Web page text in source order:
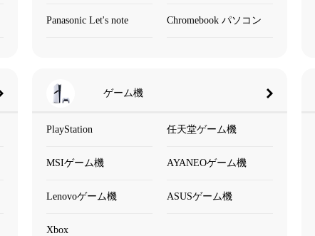
Panasonic Let's note Chromebook パソコン
ゲーム機
PlayStation 任天堂ゲーム機
MSIゲーム機 AYANEOゲーム機
Lenovoゲーム機 ASUSゲーム機
Xbox